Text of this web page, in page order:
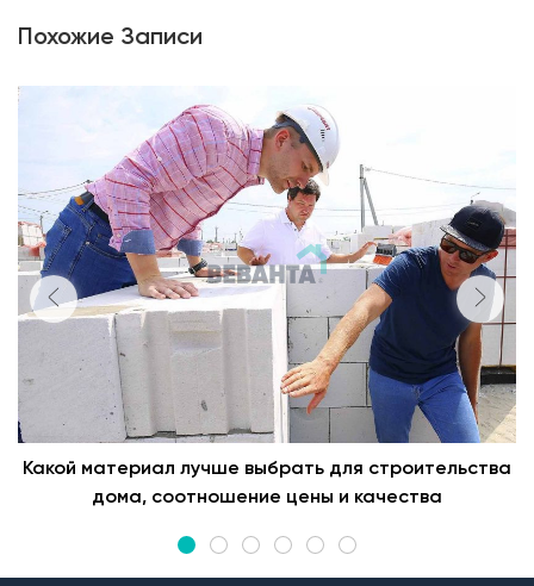
Похожие Записи
Какой материал лучше выбрать для строительства
дома, соотношение цены и качества